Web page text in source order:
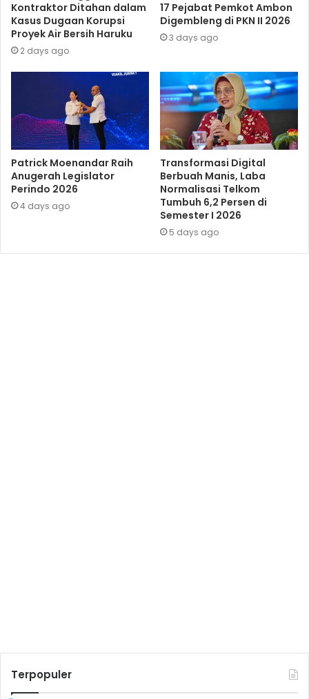
Kontraktor Ditahan dalam
Kasus Dugaan Korupsi
Proyek Air Bersih Haruku
2 days ago
17 Pejabat Pemkot Ambon
Digembleng di PKN II 2026
3 days ago
Patrick Moenandar Raih
Anugerah Legislator
Perindo 2026
4 days ago
Transformasi Digital
Berbuah Manis, Laba
Normalisasi Telkom
Tumbuh 6,2 Persen di
Semester I 2026
5 days ago
Terpopuler